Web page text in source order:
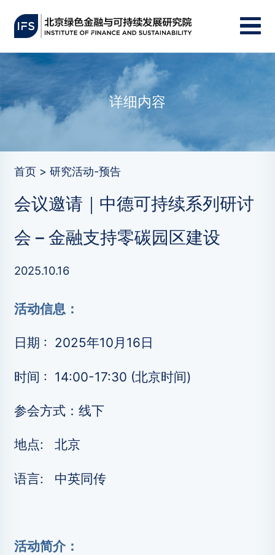
详细内容
首页 > 研究活动-预告
会议邀请｜中德可持续系列研讨
会 – 金融支持零碳园区建设
2025.10.16
活动信息：
日期 : 2025年10月16日
时间 : 14:00-17:30 (北京时间)
参会方式：线下
地点: 北京
语言: 中英同传
活动简介：